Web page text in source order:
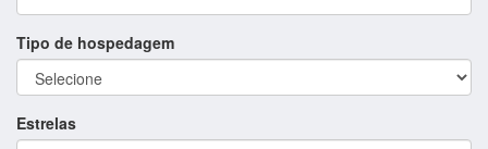
Tipo de hospedagem
Estrelas